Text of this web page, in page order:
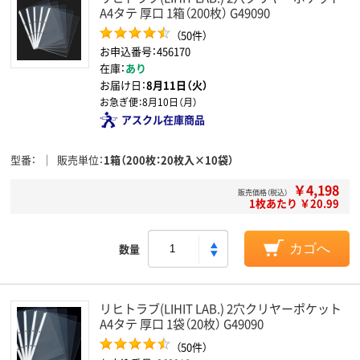
A4タテ 厚口 1箱（200枚） G49090
（50件）
お申込番号：456170
在庫：あり
お届け日：8月11日（火）
お急ぎ便：8月10日（月）
アスクル在庫商品
型番 販売単位 1箱（200枚：20枚入×10袋）
販売価格（税込） ￥4,198
1枚あたり ￥20.99
数量 カゴへ
リヒトラブ(LIHIT LAB.) 2穴クリヤーポケット
A4タテ 厚口 1袋（20枚） G49090
（50件）